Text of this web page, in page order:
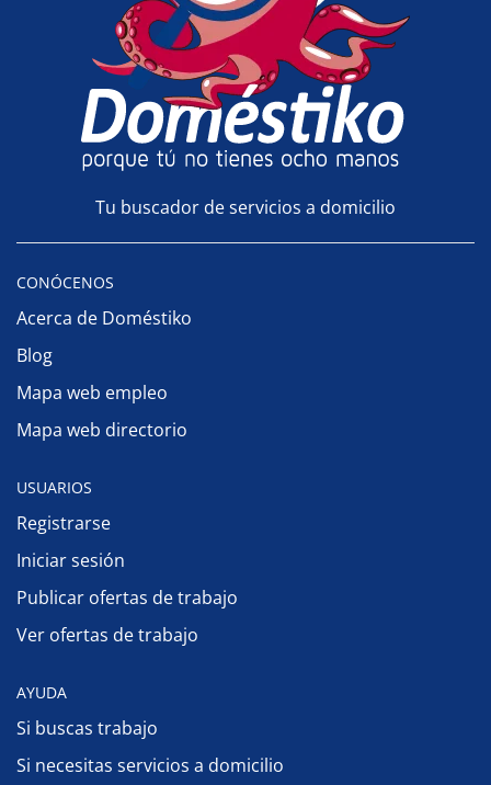
Tu buscador de servicios a domicilio
CONÓCENOS
Acerca de Doméstiko
Blog
Mapa web empleo
Mapa web directorio
USUARIOS
Registrarse
Iniciar sesión
Publicar ofertas de trabajo
Ver ofertas de trabajo
AYUDA
Si buscas trabajo
Si necesitas servicios a domicilio